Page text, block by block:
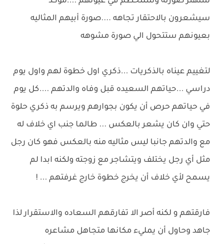
سيشعرون بالاحتقار تجاهه ....صورة أبيهم المثاليه
بعيونهم ستتحول الي صورة مشوهه
لتغييم عيناه بالذكريات ...ذكري اول خطوة لهم واول يوم
دراسي ...حياتهم السعيده قبل وفاه والدتهم ....كل يوم
في حياتهم حرص أن يكون بجوارهم ويرسم به ذكري حلوة
حتي وان كان يشعر بالعكس ... طالما جنب اي خلاف له
مع والدتهم جانبا ليس مثاليه منه بالعكس فهو كان رجل
مثل أي رجل يختلف ويتشاجر مع زوجته ولكنه ابدا لم
يسمح لأي خلاف أن يخرج خطوة خارج غرفتهم ... !
فارقتهم و لكنه أصر الا تفارقهم السعاده والاستقرار لذا
جاهد وحاول أن يمليء مكانها متجاهل مشاعره